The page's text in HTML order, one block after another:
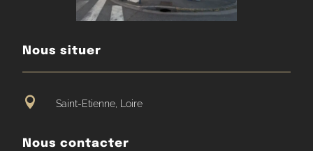
Nous situer
 Saint-Etienne, Loire
Nous contacter